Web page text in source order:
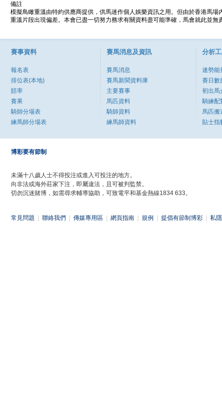
備註
模擬鳥瞰重溫由特約供應商提供，供馬迷作個人娛樂資訊之用。但由於香港馬
重溫片段出現偏差。本會已盡一切努力務求有關資料盡可能準確，馬會就此並
賽事資料
報名表
排位表(本地)
賠率
賽果
騎師分場表
練馬師分場表
賽馬消息及資訊
賽馬消息
賽馬新聞資料庫
主要賽事
馬匹資料
騎師資料
練馬師資料
分析
速勢能
賽日數
初出馬
騎練配
馬匹搬
貼士指
博彩要有節制
未滿十八歲人士不得投注或進入可投注的地方。
向非法或海外莊家下注，即屬違法，且可被判監禁。
切勿沉迷賭博，如需尋求輔導協助，可致電平和基金熱線1834 633。
常見問題 聯絡我們 傳媒專用區 網頁指南 規例 提倡有節制博彩 私